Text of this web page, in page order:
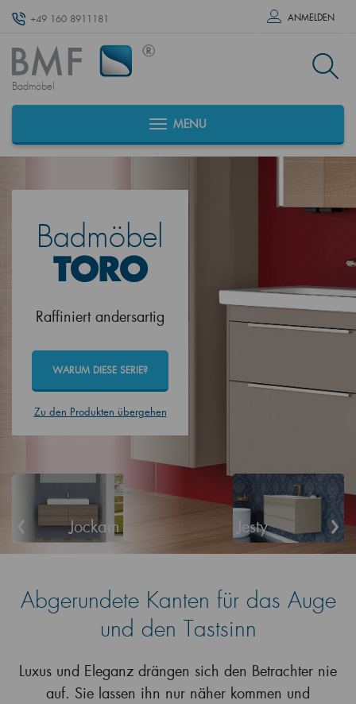
+49 160 8911181 ANMELDEN
Badmöbel
MENU
Badmöbel
TORO
Raffiniert andersartig
WARUM DIESE SERIE?
Zu den Produkten übergehen
Jockam
‹ Jesty ›
Abgerundete Kanten für das Auge
und den Tastsinn
Luxus und Eleganz drängen sich den Betrachter nie
auf. Sie lassen ihn nur näher kommen und